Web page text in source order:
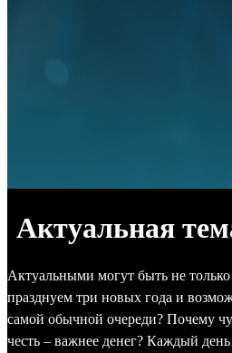
Актуальная
Актуальными могут быть не
празднуем три новых года и
самой обычной очереди? Почему
честь – важнее денег? Каждый